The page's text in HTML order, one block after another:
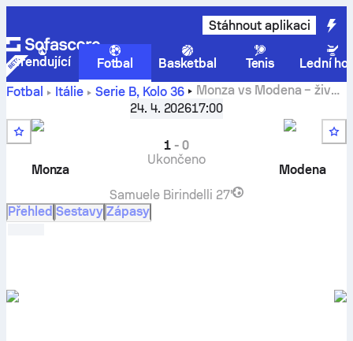
Stáhnout aplikaci
Trendující Fotbal Basketbal Tenis
Lední
Fotbal
Itálie Serie B, Kolo 36 Monza vs Modena – živé
výsledky, vzájemné zápasy, tabulka a tip
24. 4. 202617:00
Monza
1-0
Ukončeno
Modena
Samuele Birindelli 27'
Přehled Sestavy Zápasy